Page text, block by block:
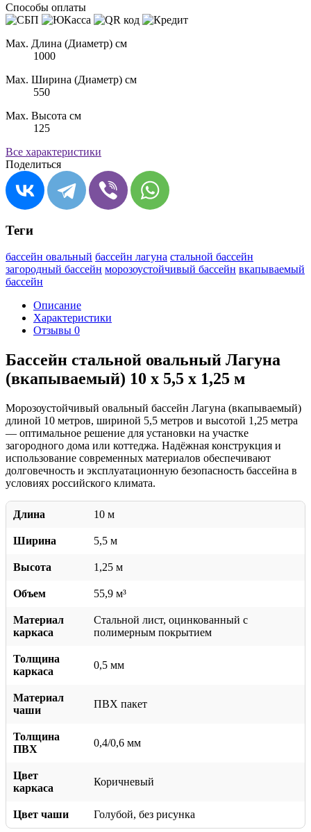
Способы оплаты
Max. Длина (Диаметр) см
1000
Max. Ширина (Диаметр) см
550
Max. Высота см
125
Все характеристики
Поделиться
Теги
бассейн овальный бассейн лагуна стальной бассейн
загородный бассейн морозоустойчивый бассейн вкапываемый
бассейн
Описание
Характеристики
Отзывы 0
Бассейн стальной овальный Лагуна
(вкапываемый) 10 х 5,5 х 1,25 м
Морозоустойчивый овальный бассейн Лагуна (вкапываемый)
длиной 10 метров, шириной 5,5 метров и высотой 1,25 метра
— оптимальное решение для установки на участке
загородного дома или коттеджа. Надёжная конструкция и
использование современных материалов обеспечивают
долговечность и эксплуатационную безопасность бассейна в
условиях российского климата.
Длина 10 м
Ширина 5,5 м
Высота 1,25 м
Объем 55,9 м³
Материал
каркаса
Стальной лист, оцинкованный с
полимерным покрытием
Толщина
каркаса
0,5 мм
Материал
чаши
ПВХ пакет
Толщина
ПВХ
0,4/0,6 мм
Цвет
каркаса
Коричневый
Цвет чаши Голубой, без рисунка